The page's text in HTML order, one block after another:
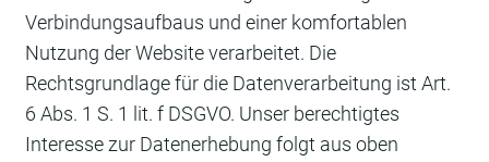
Verbindungsaufbaus und einer komfortablen
Nutzung der Website verarbeitet. Die
Rechtsgrundlage für die Datenverarbeitung ist Art.
6 Abs. 1 S. 1 lit. f DSGVO. Unser berechtigtes
Interesse zur Datenerhebung folgt aus oben